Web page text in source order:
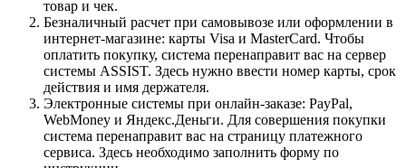
товар и чек.
Безналичный расчет при самовывозе или оформлении в
интернет-магазине: карты Visa и MasterCard. Чтобы
оплатить покупку, система перенаправит вас на сервер
системы ASSIST. Здесь нужно ввести номер карты, срок
действия и имя держателя.
Электронные системы при онлайн-заказе: PayPal,
WebMoney и Яндекс.Деньги. Для совершения покупки
система перенаправит вас на страницу платежного
сервиса. Здесь необходимо заполнить форму по